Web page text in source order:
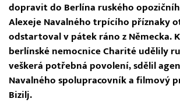
dopravit do Berlína ruského
Alexeje Navalného trpícího příznaky
odstartoval v pátek ráno z Německa.
berlínské nemocnice Charité udělily
veškerá potřebná povolení, sdělil
Navalného spolupracovník a filmový
Bizilj.